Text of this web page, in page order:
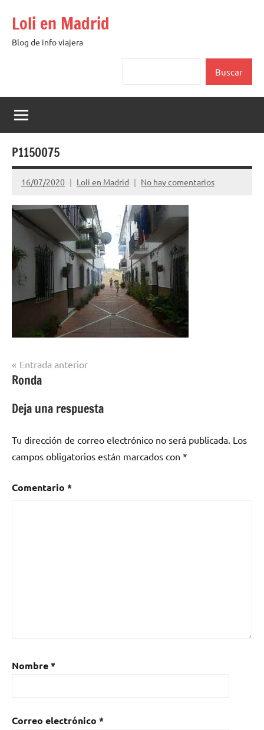
contenido
Loli en Madrid
Blog de info viajera
Buscar
P1150075
16/07/2020 Loli en Madrid No hay comentarios
Navegación
de
entradas
Entrada anterior
Ronda
Deja una respuesta
Tu dirección de correo electrónico no será publicada. Los
campos obligatorios están marcados con *
Comentario *
Nombre*
Correo electrónico *